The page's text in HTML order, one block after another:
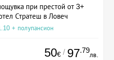
при престой от 3+
Стратеш в Ловеч
+ полупансион
50€ / 97.79
лв.